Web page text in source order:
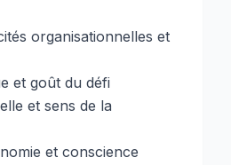
organisationnelles et
et goût du défi
et sens de la
et conscience